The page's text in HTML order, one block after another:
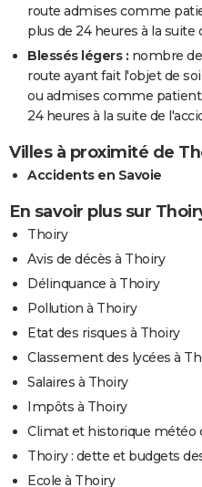
route admises comme
plus de 24 heures à la suite
Blessés légers : nombre
route ayant fait l'objet de
ou admises comme
24 heures à la suite de
Villes à proximité de
Accidents en Savoie
En savoir plus sur
Thoiry
Avis de décès à Thoiry
Délinquance à Thoiry
Pollution à Thoiry
Etat des risques à Thoiry
Classement des lycées à
Salaires à Thoiry
Impôts à Thoiry
Climat et historique météo
Thoiry : dette et budgets
Ecole à Thoiry